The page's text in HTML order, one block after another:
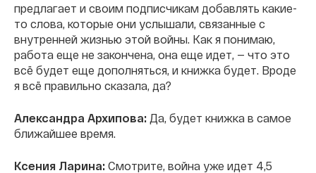
предлагает и своим подписчикам добавлять какие-
то слова, которые они услышали, связанные с
внутренней жизнью этой войны. Как я понимаю,
работа еще не закончена, она еще идет, — что это
всё будет еще дополняться, и книжка будет. Вроде
я всё правильно сказала, да?
Александра Архипова: Да, будет книжка в самое
ближайшее время.
Ксения Ларина: Смотрите, война уже идет 4,5